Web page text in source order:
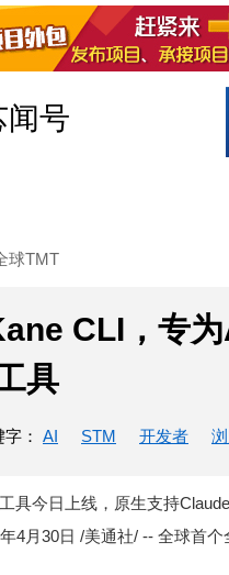
闻号
球TMT
CLI，专
具
字： AI STM 开发者
具今日上线，原生支持
4月30日 /美通社/ -- 全球首